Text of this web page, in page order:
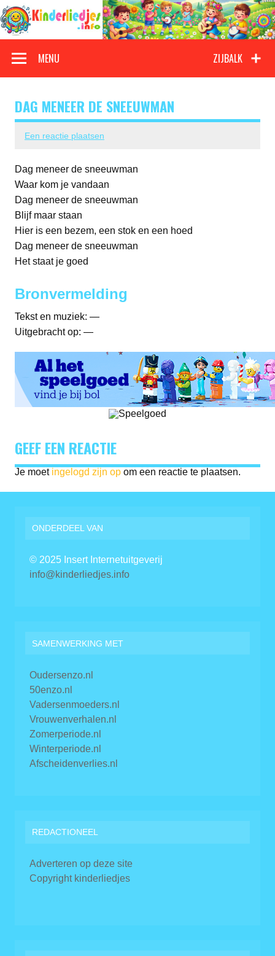
Doorgaan
naar
inhoud
Kinderliedjes
ZIJBALK
MENU
DAG MENEER DE SNEEUWMAN
Een reactie plaatsen
Dag meneer de sneeuwman
Waar kom je vandaan
Dag meneer de sneeuwman
Blijf maar staan
Hier is een bezem, een stok en een hoed
Dag meneer de sneeuwman
Het staat je goed
Bronvermelding
Tekst en muziek: —
Uitgebracht op: —
GEEF EEN REACTIE
Je moet ingelogd zijn op om een reactie te plaatsen.
ONDERDEEL VAN
© 2025 Insert Internetuitgeverij
info@kinderliedjes.info
SAMENWERKING MET
Oudersenzo.nl
50enzo.nl
Vadersenmoeders.nl
Vrouwenverhalen.nl
Zomerperiode.nl
Winterperiode.nl
Afscheidenverlies.nl
REDACTIONEEL
Adverteren op deze site
Copyright kinderliedjes